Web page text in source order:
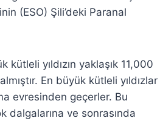
(ESO) Şili’deki Paranal
yıldızın yaklaşık 11,000
En büyük kütleli yıldızlar
evresinden geçerler. Bu
dalgalarına ve sonrasında